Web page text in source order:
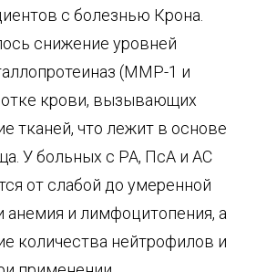
с болезнью Крона.
снижение уровней
(ММР-1 и
крови, вызывающих
тканей, что лежит в основе
У больных с РА, ПсА и АС
от слабой до умеренной
анемия и лимфоцитопения, а
количества нейтрофилов и